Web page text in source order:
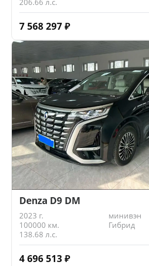
7 568 297 ₽
Denza D9 DM
2023 г.
минивэн
100000 км.
Гибрид
138.68 л.с.
4 696 513 ₽